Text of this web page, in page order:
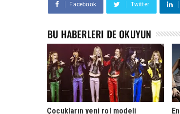
Facebook Twitter
BU HABERLERI DE OKUYUN
Çocukların yeni rol modeli